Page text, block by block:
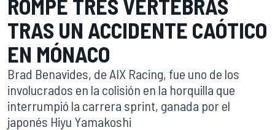
ROMPE TRES VÉRTEBRAS
TRAS UN ACCIDENTE CAÓTICO
EN MÓNACO
Brad Benavides, de AIX Racing, fue uno de los
involucrados en la colisión en la horquilla que
interrumpió la carrera sprint, ganada por el
japonés Hiyu Yamakoshi